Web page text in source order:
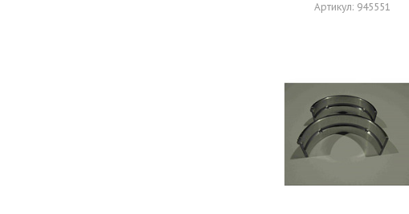
Артикул: 945551